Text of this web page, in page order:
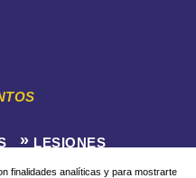
LESIONES
finalidades analíticas y para mostrarte